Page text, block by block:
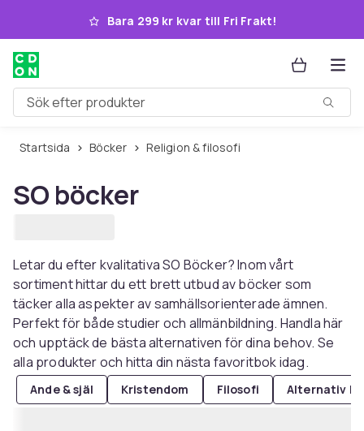
Hoppa till huvudinnehållet
Bara 299 kr kvar till Fri Frakt!
Sök efter produkter
Startsida Böcker Religion & filosofi
SO böcker
Letar du efter kvalitativa SO Böcker? Inom vårt
sortiment hittar du ett brett utbud av böcker som
täcker alla aspekter av samhällsorienterade ämnen.
Perfekt för både studier och allmänbildning. Handla här
och upptäck de bästa alternativen för dina behov. Se
alla produkter och hitta din nästa favoritbok idag.
Ande & själ Kristendom Filosofi Alternativ